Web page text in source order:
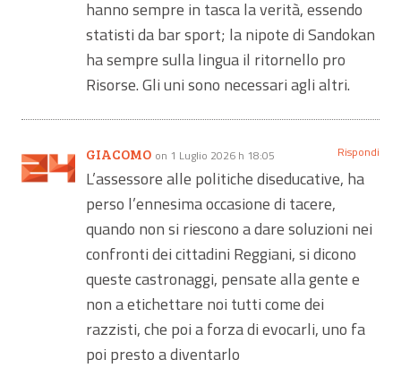
hanno sempre in tasca la verità, essendo
statisti da bar sport; la nipote di Sandokan
ha sempre sulla lingua il ritornello pro
Risorse. Gli uni sono necessari agli altri.
GIACOMO on 1 Luglio 2026 h 18:05 Rispondi
L’assessore alle politiche diseducative, ha
perso l’ennesima occasione di tacere,
quando non si riescono a dare soluzioni nei
confronti dei cittadini Reggiani, si dicono
queste castronaggi, pensate alla gente e
non a etichettare noi tutti come dei
razzisti, che poi a forza di evocarli, uno fa
poi presto a diventarlo